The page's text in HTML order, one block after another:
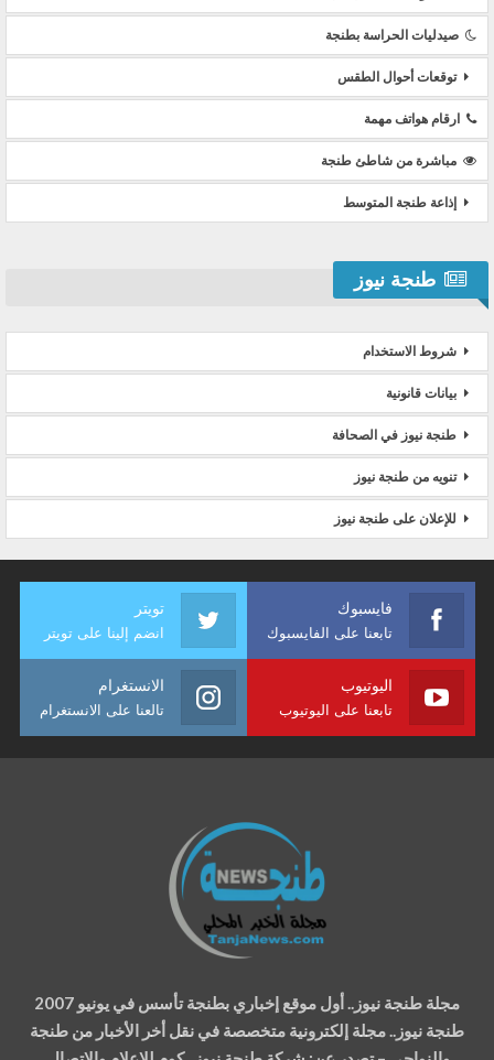
صيدليات الحراسة بطنجة
توقعات أحوال الطقس
ارقام هواتف مهمة
مباشرة من شاطئ طنجة
إذاعة طنجة المتوسط
طنجة نيوز
شروط الاستخدام
بيانات قانونية
طنجة نيوز في الصحافة
تنويه من طنجة نيوز
للإعلان على طنجة نيوز
فايسبوك
تابعنا على الفايسبوك
تويتر
انضم إلينا على تويتر
اليوتيوب
تابعنا على اليوتيوب
الانستغرام
تالعنا على الانستغرام
مجلة طنجة نيوز.. أول موقع إخباري بطنجة تأسس في يونيو 2007
طنجة نيوز.. مجلة إلكترونية متخصصة في نقل أخر الأخبار من طنجة